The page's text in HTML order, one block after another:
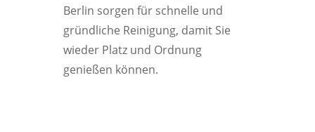
Berlin sorgen für schnelle und
gründliche Reinigung, damit Sie
wieder Platz und Ordnung
genießen können.